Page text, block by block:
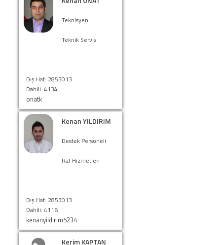
Teknisyen
Teknik Servis
Dış Hat: 2853013
Dahili: 4134
onatk
Kenan YILDIRIM
Destek Personeli
Raf Hizmetleri
Dış Hat: 2853013
Dahili: 4116
kenanyildirim5234
Kerim KAPTAN